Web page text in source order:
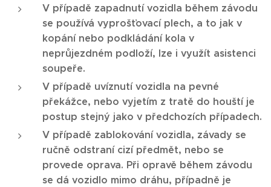
V případě zapadnutí vozidla během závodu
se používá vyprošťovací plech, a to jak v
kopání nebo podkládání kola v
neprůjezdném podloží, lze i využít asistenci
soupeře.
V případě uvíznutí vozidla na pevné
překážce, nebo vyjetím z tratě do houští je
postup stejný jako v předchozích případech.
V případě zablokování vozidla, závady se
ručně odstraní cizí předmět, nebo se
provede oprava. Při opravě během závodu
se dá vozidlo mimo dráhu, případně je